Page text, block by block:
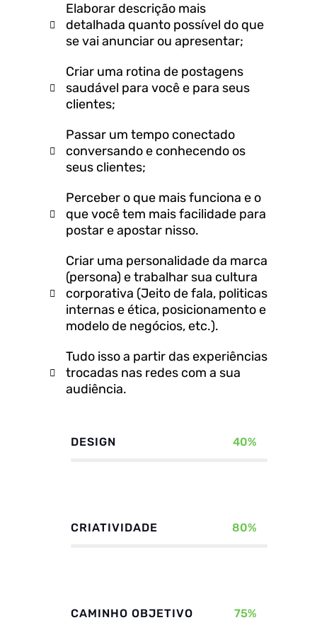
Elaborar descrição mais
detalhada quanto possível do que
se vai anunciar ou apresentar;
Criar uma rotina de postagens
saudável para você e para seus
clientes;
Passar um tempo conectado
conversando e conhecendo os
seus clientes;
Perceber o que mais funciona e o
que você tem mais facilidade para
postar e apostar nisso.
Criar uma personalidade da marca
(persona) e trabalhar sua cultura
corporativa (Jeito de fala, politicas
internas e ética, posicionamento e
modelo de negócios, etc.).
Tudo isso a partir das experiências
trocadas nas redes com a sua
audiência.
DESIGN 40%
CRIATIVIDADE 80%
CAMINHO OBJETIVO 75%